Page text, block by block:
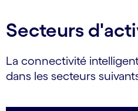
Secteurs
La connectivité
dans les secteurs